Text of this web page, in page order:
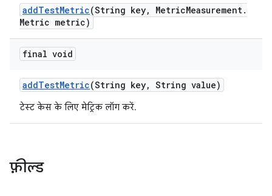
addTestMetric(String key, MetricMeasurement.
Metric metric)
final void
addTestMetric(String key, String value)
टेस्ट केस के लिए मेट्रिक लॉग करें.
फ़ील्ड